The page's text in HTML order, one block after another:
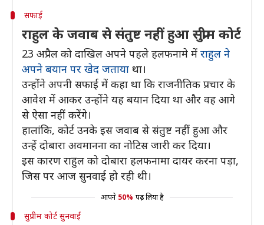
सफाई
राहुल के जवाब से संतुष्ट नहीं हुआ सुप्रीम कोर्ट
23 अप्रैल को दाखिल अपने पहले हलफनामे में राहुल ने
अपने बयान पर खेद जताया था।
उन्होंने अपनी सफाई में कहा था कि राजनीतिक प्रचार के
आवेश में आकर उन्होंने यह बयान दिया था और वह आगे
से ऐसा नहीं करेंगे।
हालांकि, कोर्ट उनके इस जवाब से संतुष्ट नहीं हुआ और
उन्हें दोबारा अवमानना का नोटिस जारी कर दिया।
इस कारण राहुल को दोबारा हलफनामा दायर करना पड़ा,
जिस पर आज सुनवाई हो रही थी।
आपने 50% पढ़ लिया है
सुप्रीम कोर्ट सुनवाई